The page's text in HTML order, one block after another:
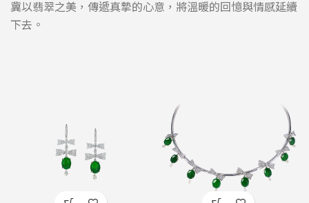
冀以翡翠之美，傳遞真摯的心意，將溫暖的回憶與情感延續
下去。